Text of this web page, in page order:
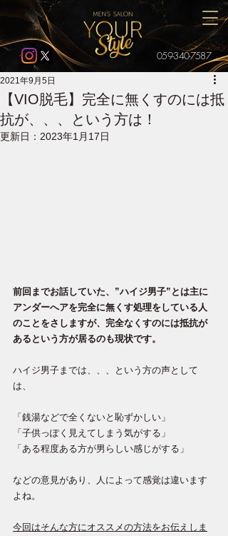
059-340-7587
【VIO脱毛】完全に無くすのには抵
抗が、、、という方は！
2021年9月5日
更新日： 2023年1月17日
前回までお話していた、”ハイジ男子”とは主に
アンダーへアを完全に無くす処理をしている人
のことをさしますが、完全なくすのには抵抗が
あるという方が居るのも現状です。
ハイジ男子までは、、、という方の声として
は、
「銭湯などで全くないと恥ずかしい」
「子供っぽく見えてしまう気がする」
「ある程度ある方が男らしい感じがする」
などの意見があり、人によって感覚は違います
よね。
今回はそんな方にオススメの方法をお伝えしま